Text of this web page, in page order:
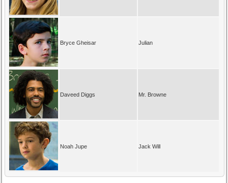
Bryce Gheisar Julian
Daveed Diggs Mr. Browne
Noah Jupe Jack Will